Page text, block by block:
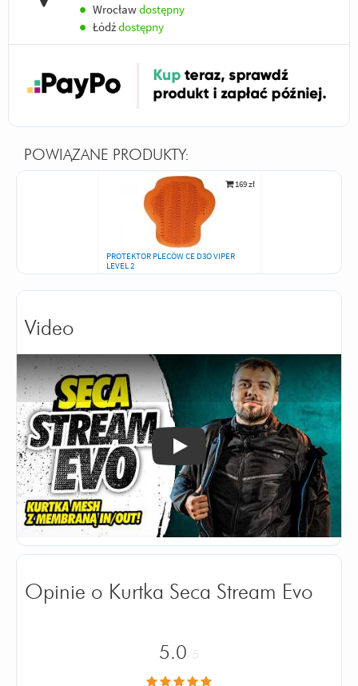
● Wrocławdostępny
● Łódźdostępny
POWIĄZANE PRODUKTY:
169 zł
PROTEKTOR PLECÓW CE D3O VIPER
LEVEL 2
Video
Odtwórz
Opinie o Kurtka Seca Stream Evo
5.0 /5